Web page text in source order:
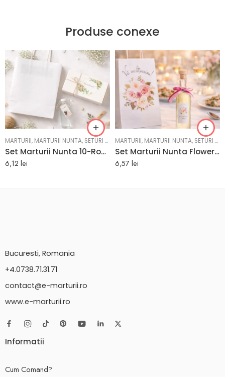
Produse conexe
MARTURII, MARTURII NUNTA, SETURI CADOU
Set Marturii Nunta 10-Roses: Pungi, Sticle, Cutii Personalizate
6,12 lei
MARTURII, MARTURII NUNTA, SETURI CADOU
Set Marturii Nunta FlowerBouquet: Pungi si Sticle 200ml | eMarturii
6,57 lei
Bucuresti, Romania
+4.0738.71.31.71
contact@e-marturii.ro
www.e-marturii.ro
Informatii
Cum Comand?